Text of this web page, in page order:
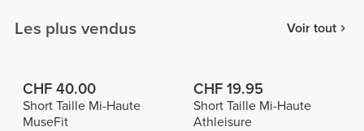
Les plus vendus Voir tout
CHF 40.00
Short Taille Mi-Haute
MuseFit
CHF 19.95
Short Taille Mi-Haute
Athleisure